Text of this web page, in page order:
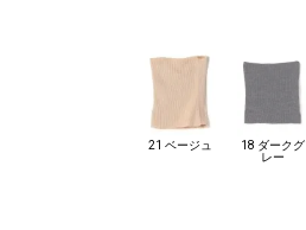
21 ベージュ
18 ダークグ
レー